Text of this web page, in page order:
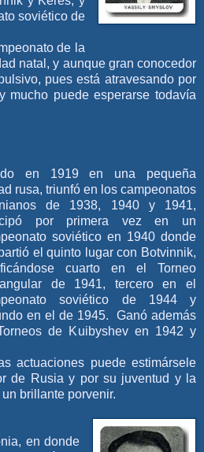
soviético de
de la
natal, y aunque gran conocedor
pues está atravesando por
mucho puede esperarse todavía
en 1919 en una pequeña
rusa, triunfó en los campeonatos
de 1938, 1940 y 1941,
por primera vez en un
soviético en 1940 donde
el quinto lugar con Botvinnik,
cuarto en el Torneo
de 1941, tercero en el
soviético de 1944 y
en el de 1945. Ganó además
de Kuibyshev en 1942 y
actuaciones puede estimársele
de Rusia y por su juventud y la
brillante porvenir.
en donde